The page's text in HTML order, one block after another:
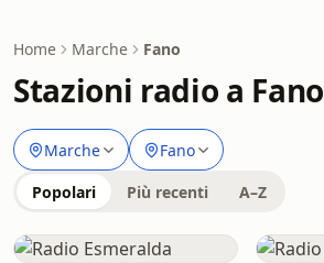
Home Marche Fano
Stazioni radio a Fano
Marche Fano
Popolari Più recenti A–Z